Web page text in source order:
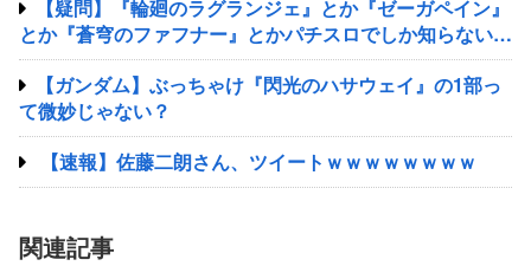
【疑問】『輪廻のラグランジェ』とか『ゼーガペイン』
とか『蒼穹のファフナー』とかパチスロでしか知らない謎
のアニメあるじゃん？
【ガンダム】ぶっちゃけ『閃光のハサウェイ』の1部っ
て微妙じゃない？
【速報】佐藤二朗さん、ツイートｗｗｗｗｗｗｗｗ
関連記事